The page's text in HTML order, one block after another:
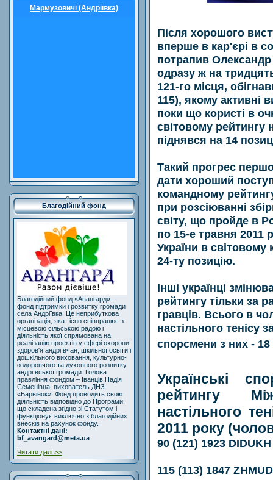
Мармузовичі (Андріївка)
Благодійний фонд
Благодійний фонд «Авангард» –
фонд підтримки і розвитку громади
села Андріївка. Це неприбуткова
організація, яка тісно співпрацює з
місцевою сільською радою і
діяльність якої спрямована на
реалізацію проектів у сфері охорони
здоров'я андріївчан, шкільної освіти і
дошкільного виховання, культурно-
оздоровчого та духовного розвитку
андріївської громади. Голова
правління фондом – Іванців Надія
Семенівна, вихователь ДНЗ
«Барвінок». Фонд проводить свою
діяльність відповідно до Програми,
що складена згідно зі Статутом і
функціонує виключно з благодійних
внесків на рахунок фонду.
Контактні дані:
bf_avangard@meta.ua
Читати далі >>
Після хорошого
вперше в кар'єрі в
потрапив Олександр
одразу ж на
121-го місця,
115), якому активні
поки що користі в
світовому
піднявся на 14
Такий прогрес
дати хороший
командному
при розсіюванні
світу, що пройде в
по 15-е травня 2011
України в
24-ту позицію.
Інші українці
рейтингу тільки за
гравців. Всього в
настільного тенісу
спорсмени з них - 18
Українські
рейтингу
настільного
2011 року
90 (121) 1923
115 (113) 1847